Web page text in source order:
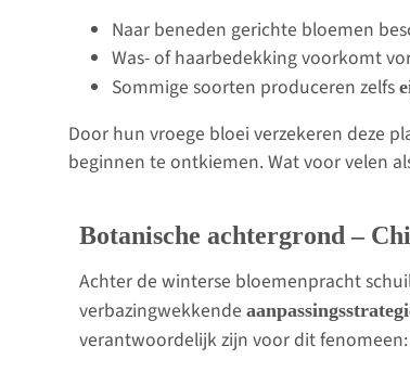
Naar beneden gerichte bloemen
Was- of haarbedekking voorkomt
Sommige soorten produceren zelfs
Door hun vroege bloei verzekeren deze
beginnen te ontkiemen. Wat voor velen
Botanische achtergrond –
Achter de winterse bloemenpracht
verbazingwekkende
verantwoordelijk zijn voor dit fenomeen: